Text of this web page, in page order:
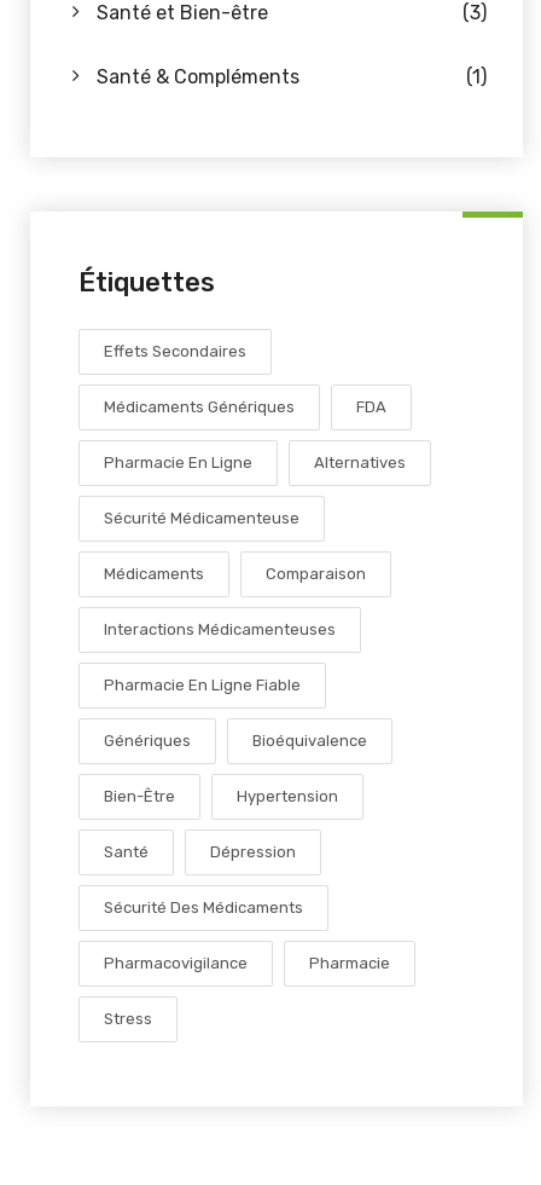
Santé et Bien-être (3)
Santé & Compléments (1)
Étiquettes
Effets Secondaires
Médicaments Génériques FDA
Pharmacie En Ligne Alternatives
Sécurité Médicamenteuse
Médicaments Comparaison
Interactions Médicamenteuses
Pharmacie En Ligne Fiable
Génériques Bioéquivalence
Bien-Être Hypertension
Santé Dépression
Sécurité Des Médicaments
Pharmacovigilance Pharmacie
Stress